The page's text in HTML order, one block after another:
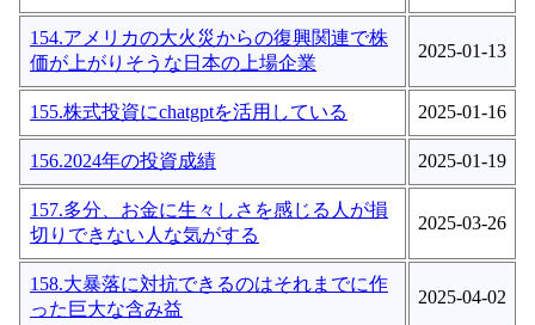
154.アメリカの大火災からの復興関連で株
価が上がりそうな日本の上場企業
2025-01-13
155.株式投資にchatgptを活用している 2025-01-16
156.2024年の投資成績 2025-01-19
157.多分、お金に生々しさを感じる人が損
切りできない人な気がする
2025-03-26
158.大暴落に対抗できるのはそれまでに作
った巨大な含み益
2025-04-02